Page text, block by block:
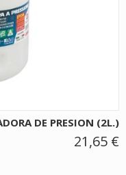
DE PRESION (2L.)
21,65 €